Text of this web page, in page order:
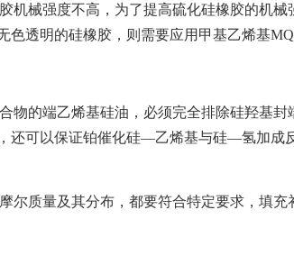
械强度不高，为了提高硫化硅橡胶的机械
透明的硅橡胶，则需要应用甲基乙烯基
的端乙烯基硅油，必须完全排除硅羟基
还可以保证铂催化硅—乙烯基与硅—氢加
尔质量及其分布，都要符合特定要求，填